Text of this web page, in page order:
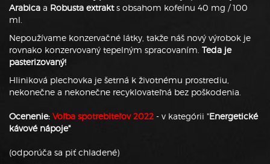
Arabica a Robusta extrakts obsahom kofeínu 40 mg / 100
ml.
Nepoužívame konzervačné látky, takže náš nový výrobok je
rovnako konzervovaný tepelným spracovaním. Teda je
pasterizovaný!
Hliniková plechovka je šetrná k životnému prostrediu,
nekonečne a nekonečne recyklovateľná bez poškodenia.
Ocenenie: Voľba spotrebiteľov 2022 - v kategórii "Energetické
kávové nápoje"
(odporúča sa piť chladené)